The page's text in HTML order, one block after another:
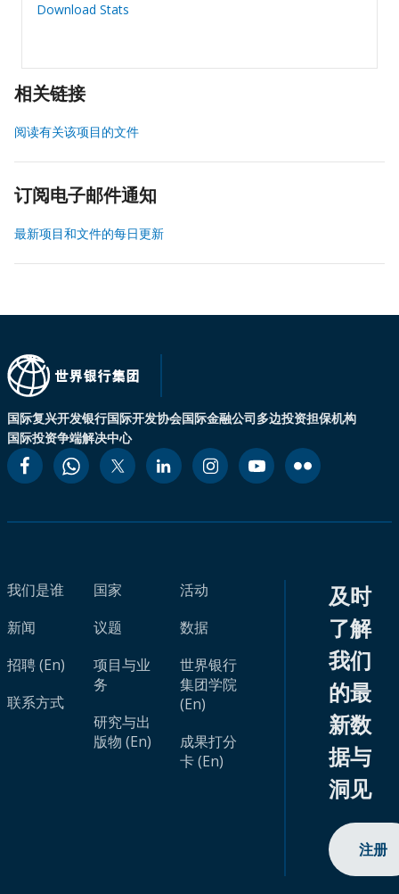
Download Stats
相关链接
阅读有关该项目的文件
订阅电子邮件通知
最新项目和文件的每日更新
国际复兴开发银行国际开发协会国际金融公司多边投资担保机构
国际投资争端解决中心
我们是谁
新闻
招聘 (En)
联系方式
国家
议题
项目与业
务
研究与出
版物 (En)
活动
数据
世界银行
集团学院
(En)
成果打分
卡 (En)
及时
了解
我们
的最
新数
据与
洞见
注册